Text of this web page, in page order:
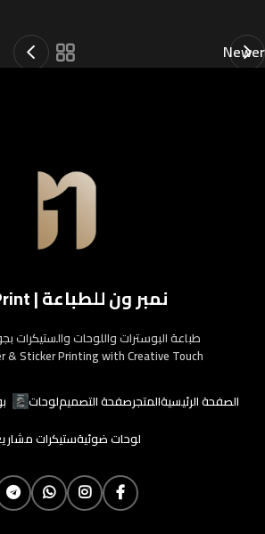
Newer
نمبر ون للطباعة | N1 Print
طباعة البوسترات واللوحات والستيكرات
& Sticker Printing with Creative Touch
الصفحة الرئيسيةالمتجرصفحة التصميملوحات
لوحات ضوئيةستيكرات